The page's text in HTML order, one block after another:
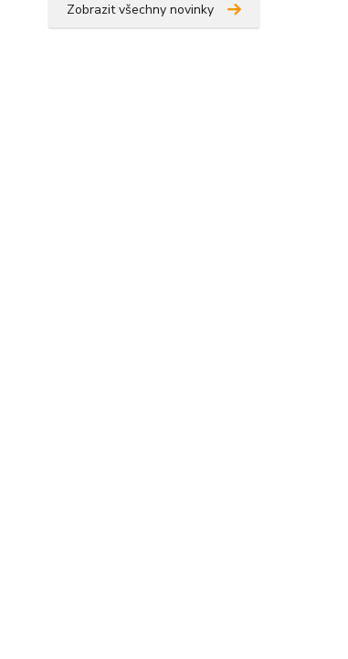
Zobrazit všechny novinky